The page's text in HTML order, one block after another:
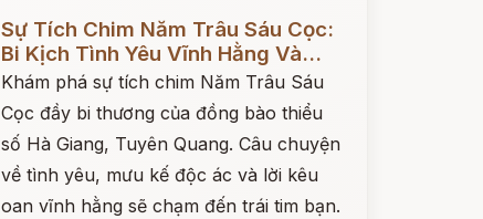
Sự Tích Chim Năm Trâu Sáu Cọc:
Bi Kịch Tình Yêu Vĩnh Hằng Và...
Khám phá sự tích chim Năm Trâu Sáu
Cọc đầy bi thương của đồng bào thiểu
số Hà Giang, Tuyên Quang. Câu chuyện
về tình yêu, mưu kế độc ác và lời kêu
oan vĩnh hằng sẽ chạm đến trái tim bạn.